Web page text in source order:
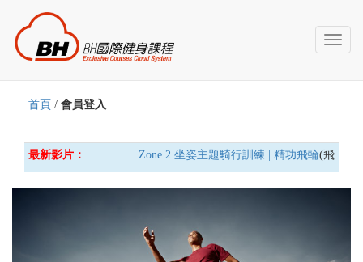
Toggle
首頁 / 會員登入
最新影片： Zone 2 坐姿主題騎行訓練 | 精功飛輪(飛輪